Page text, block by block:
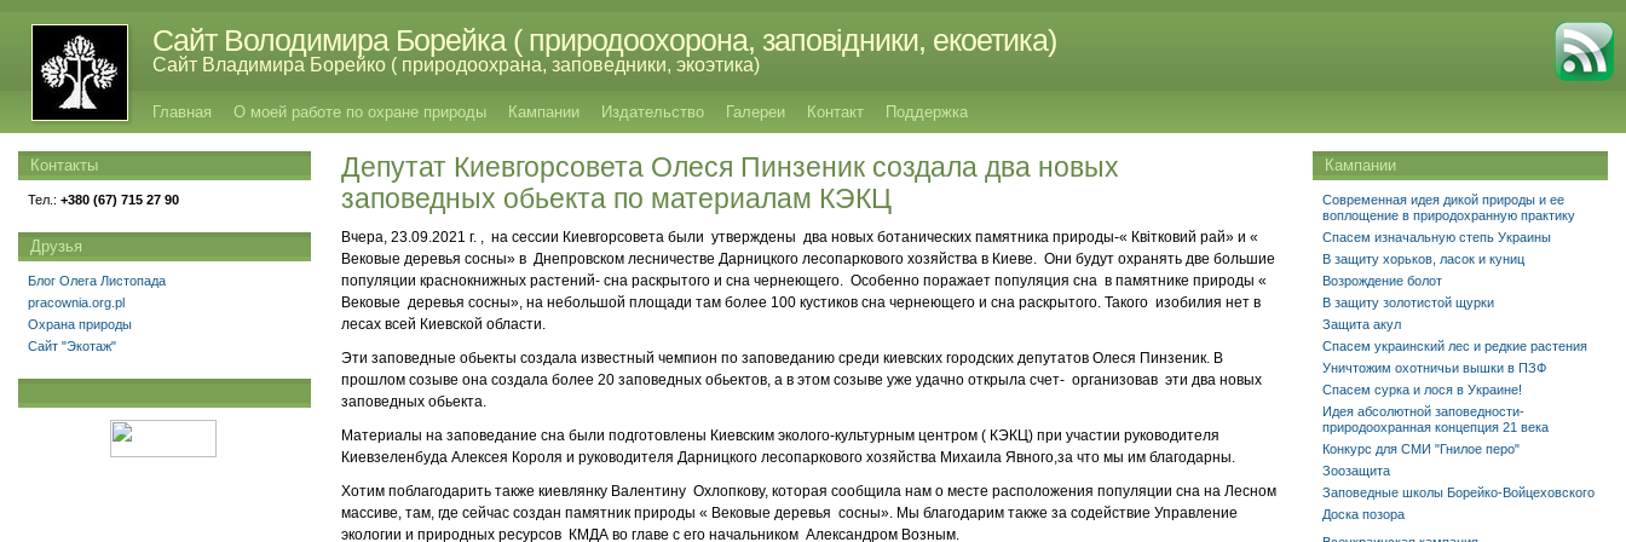
Сайт Володимира Борейка ( природоохорона, заповідники, екоетика)
Сайт Владимира Борейко ( природоохрана, заповедники, экоэтика)
Главная О моей работе по охране природы Кампании Издательство Галереи Контакт Поддержка
Депутат Киевгорсовета Олеся Пинзеник создала два новых
заповедных обьекта по материалам КЭКЦ
Вчера, 23.09.2021 г. , на сессии Киевгорсовета были утверждены два новых ботанических памятника природы-« Квітковий рай» и «
Вековые деревья сосны» в Днепровском лесничестве Дарницкого лесопаркового хозяйства в Киеве. Они будут охранять две большие
популяции краснокнижных растений- сна раскрытого и сна чернеющего. Особенно поражает популяция сна в памятнике природы «
Вековые деревья сосны», на небольшой площади там более 100 кустиков сна чернеющего и сна раскрытого. Такого изобилия нет в
лесах всей Киевской области.
Эти заповедные обьекты создала известный чемпион по заповеданию среди киевских городских депутатов Олеся Пинзеник. В
прошлом созыве она создала более 20 заповедных обьектов, а в этом созыве уже удачно открыла счет- организовав эти два новых
заповедных обьекта.
Материалы на заповедание сна были подготовлены Киевским эколого-культурным центром ( КЭКЦ) при участии руководителя
Киевзеленбуда Алексея Короля и руководителя Дарницкого лесопаркового хозяйства Михаила Явного,за что мы им благодарны.
Хотим поблагодарить также киевлянку Валентину Охлопкову, которая сообщила нам о месте расположения популяции сна на Лесном
массиве, там, где сейчас создан памятник природы « Вековые деревья сосны». Мы благодарим также за содействие Управление
экологии и природных ресурсов КМДА во главе с его начальником Александром Возным.
Кампании
Современная идея дикой природы и ее
воплощение в природохранную практику
Спасем изначальную степь Украины
В защиту хорьков, ласок и куниц
Возрождение болот
В защиту золотистой щурки
Защита акул
Спасем украинский лес и редкие растения
Уничтожим охотничьи вышки в ПЗФ
Спасем сурка и лося в Украине!
Идея абсолютной заповедности-
природоохранная концепция 21 века
Конкурс для СМИ "Гнилое перо"
Зоозащита
Заповедные школы Борейко-Войцеховского
Доска позора
Контакты
Тел.: +380 (67) 715 27 90
Друзья
Блог Олега Листопада
pracownia.org.pl
Охрана природы
Сайт "Экотаж"